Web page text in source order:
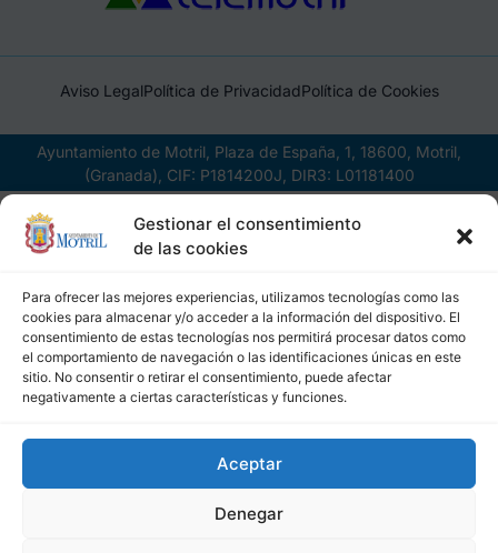
Gestionar el consentimiento
de las cookies
Para ofrecer las mejores experiencias, utilizamos tecnologías como las
cookies para almacenar y/o acceder a la información del dispositivo. El
consentimiento de estas tecnologías nos permitirá procesar datos como
el comportamiento de navegación o las identificaciones únicas en este
sitio. No consentir o retirar el consentimiento, puede afectar
negativamente a ciertas características y funciones.
Aceptar
Denegar
Aviso LegalPolítica de PrivacidadPolítica de Cookies
Ayuntamiento de Motril, Plaza de España, 1, 18600, Motril,
(Granada), CIF: P1814200J, DIR3: L01181400